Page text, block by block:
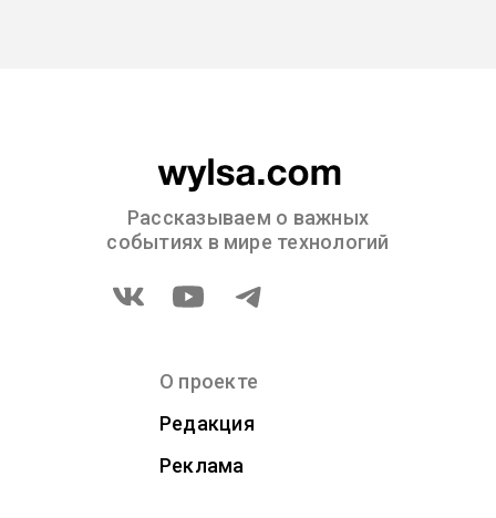
Рассказываем о важных
событиях в мире технологий
О проекте
Редакция
Реклама